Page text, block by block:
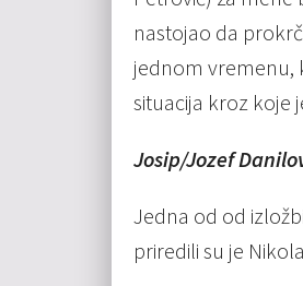
nastojao da
jednom vremenu,
situacija kroz koje
Josip/Jozef
Jedna od od
priredili su je